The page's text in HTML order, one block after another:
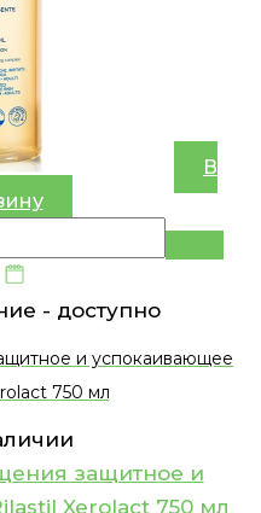
В
- доступно
и успокаивающее
750 мл
защитное и
Xerolact 750 мл